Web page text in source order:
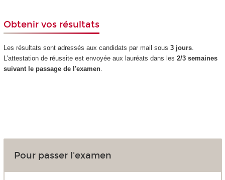
Obtenir vos résultats
Les résultats sont adressés aux candidats par mail sous 3 jours.
L'attestation de réussite est envoyée aux lauréats dans les 2/3 semaines
suivant le passage de l'examen.
Pour passer l'examen